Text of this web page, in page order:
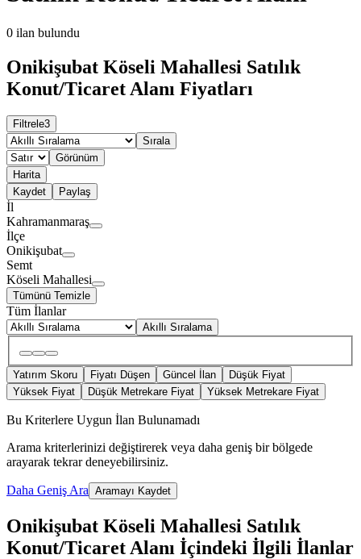
0 ilan bulundu
Onikişubat Köseli Mahallesi Satılık
Konut/Ticaret Alanı Fiyatları
Filtrele3
Sırala
Görünüm
Harita
Kaydet
Paylaş
İl
Kahramanmaraş
İlçe
Onikişubat
Semt
Köseli Mahallesi
Tümünü Temizle
Tüm İlanlar
Akıllı Sıralama
Yatırım Skoru Fiyatı Düşen Güncel İlan
Düşük Fiyat
Yüksek Fiyat
Düşük Metrekare Fiyat Yüksek Metrekare Fiyat
Bu Kriterlere Uygun İlan Bulunamadı
Arama kriterlerinizi değiştirerek veya daha geniş bir bölgede
arayarak tekrar deneyebilirsiniz.
Daha Geniş Ara Aramayı Kaydet
Onikişubat Köseli Mahallesi Satılık
Konut/Ticaret Alanı İçindeki İlgili İlanlar